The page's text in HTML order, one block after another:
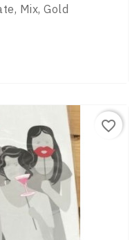
Mix, Gold
favorite_border